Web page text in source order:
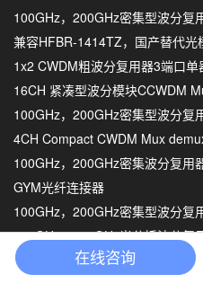
100GHz，200GHz密集型波分复
兼容HFBR-1414TZ，国产替代光
1x2 CWDM粗波分复用器3端口单
16CH 紧凑型波分模块CCWDM
100GHz，200GHz密集型波分复
4CH Compact CWDM Mux
100GHz，200GHz密集波分复用
GYM光纤连接器
100GHz，200GHz密集型波分复
100GHz，200GHz光分插波分复
热门产品推荐
在线咨询